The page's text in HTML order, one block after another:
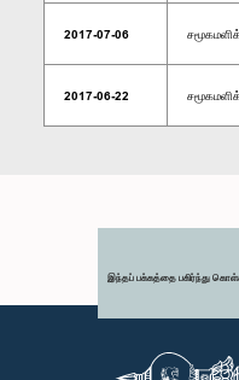
2017-07-06
2017-06-22
இந்தப் பக்கத்தை பகிர்ந்து